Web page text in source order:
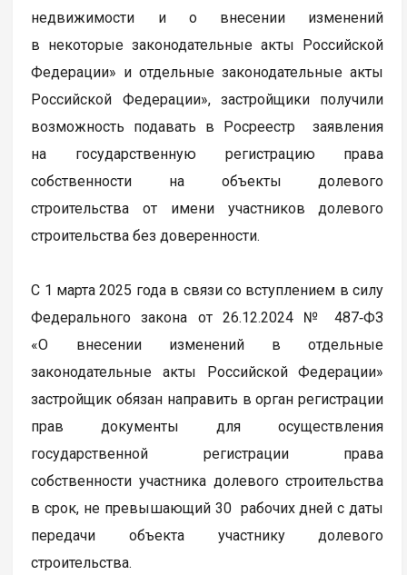
недвижимости и о внесении изменений
в некоторые законодательные акты Российской
Федерации» и отдельные законодательные акты
Российской Федерации», застройщики получили
возможность подавать в Росреестр заявления
на государственную регистрацию права
собственности на объекты долевого
строительства от имени участников долевого
строительства без доверенности.
С 1 марта 2025 года в связи со вступлением в силу
Федерального закона от 26.12.2024 № 487‑ФЗ
«О внесении изменений в отдельные
законодательные акты Российской Федерации»
застройщик обязан направить в орган регистрации
прав документы для осуществления
государственной регистрации права
собственности участника долевого строительства
в срок, не превышающий 30 рабочих дней с даты
передачи объекта участнику долевого
строительства.